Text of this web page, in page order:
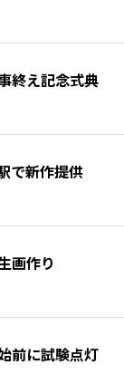
終え記念式典
で新作提供
画作り
前に試験点灯